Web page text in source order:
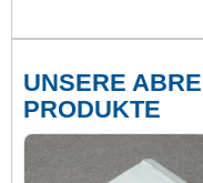
UNSERE
RODUKTE